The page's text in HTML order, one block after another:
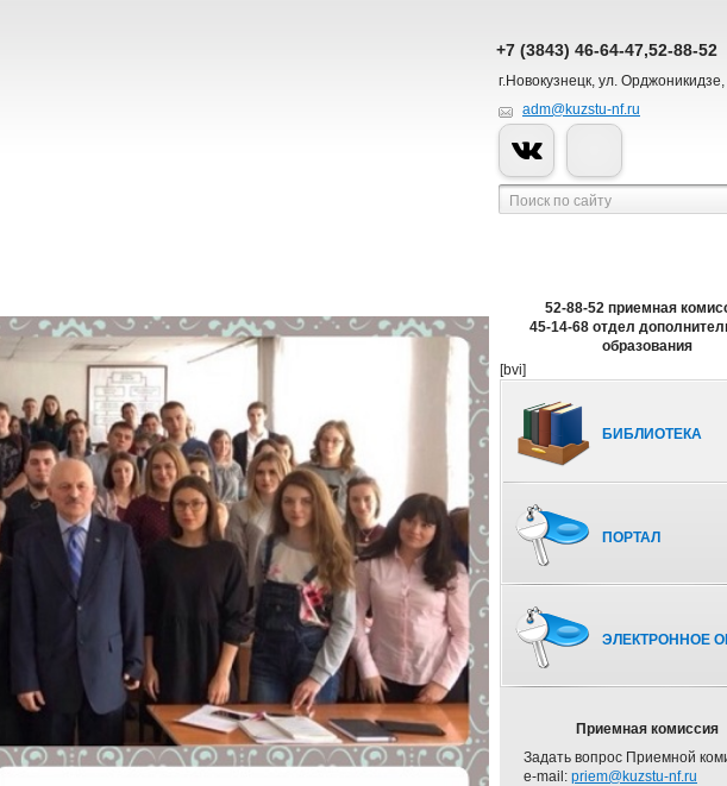
+7 (3843) 46-64-47,52-88-52
г.Новокузнецк, ул.
adm@kuzstu-nf.ru
52-88-52 приемная
45-14-68 отдел
образования
[bvi]
БИБЛИОТЕКА
ПОРТАЛ
ЭЛЕКТРОННОЕ
Приемная комиссия
Задать вопрос Приемной
e-mail: priem@kuzstu-nf.ru